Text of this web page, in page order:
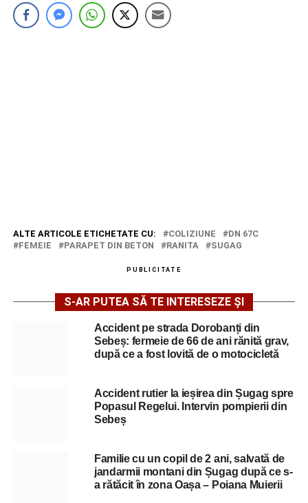
ALTE ARTICOLE ETICHETATE CU: COLIZIUNE
DN 67C
FEMEIE
PARAPET DIN BETON RANITA SUGAG
PUBLICITATE
S-AR PUTEA SĂ TE INTERESEZE ȘI
Accident pe strada Dorobanți din
Sebeș: fermeie de 66 de ani rănită grav,
după ce a fost lovită de o motocicletă
Accident rutier la ieșirea din Șugag spre
Popasul Regelui. Intervin pompierii din
Sebeș
Familie cu un copil de 2 ani, salvată de
jandarmii montani din Șugag după ce s-
a rătăcit în zona Oașa – Poiana Muierii